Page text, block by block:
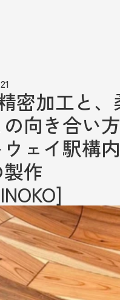
密加工と
向き合い
ェイ駅構
作